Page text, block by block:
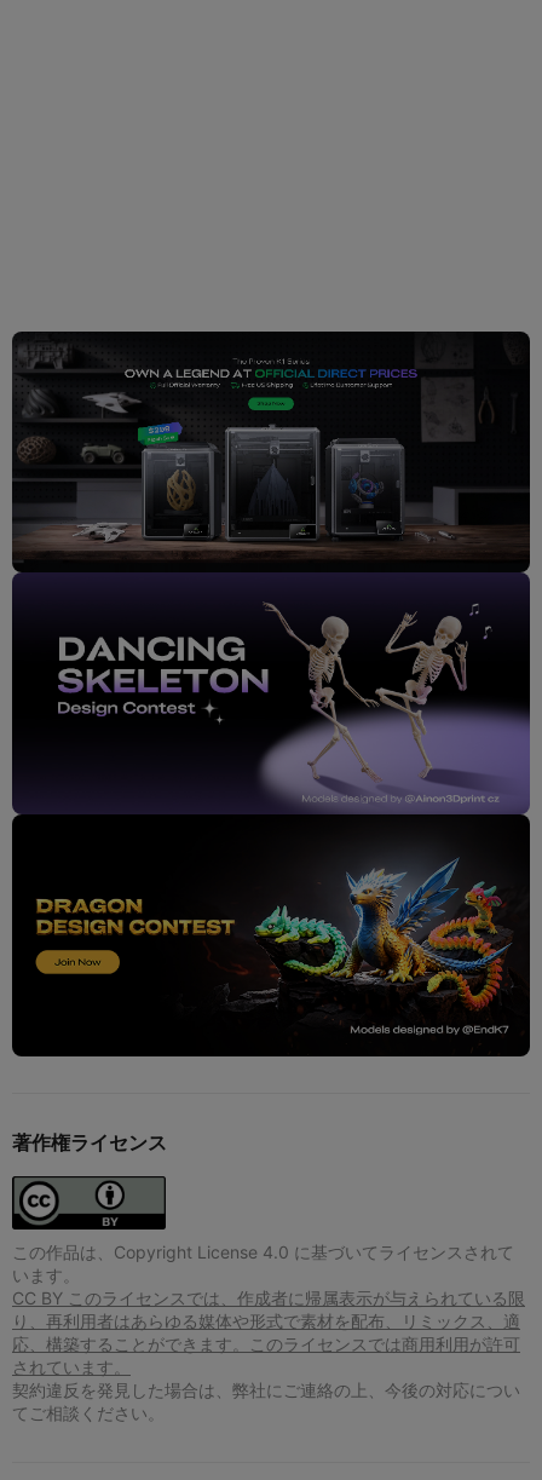
著作権ライセンス
この作品は、Copyright License 4.0 に基づいてライセンスされて
います。
CC BY このライセンスでは、作成者に帰属表示が与えられている限
り、再利用者はあらゆる媒体や形式で素材を配布、リミックス、適
応、構築することができます。このライセンスでは商用利用が許可
されています。
契約違反を発見した場合は、弊社にご連絡の上、今後の対応につい
てご相談ください。